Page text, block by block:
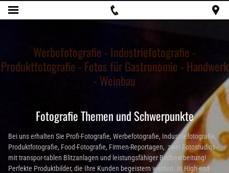
Werbefotografie - Industriefotografie -
Produktfotografie - Fotos für Gastronomie - Handwerk
- Weinbau
Fotografie Themen und Schwerpunkte
Bei uns erhalten Sie Profi-Fotografie, Werbefotografie, Industriefotografie,
Produktfotografie, Food-Fotografie, Firmen-Reportagen, zwei Fotostudios -
mittranspor-tablen Blitzanlagen und leistungsfähiger Bildbearbeitung!
Perfekte Produktbilder, die Ihre Kunden begeistern werden. In High-end